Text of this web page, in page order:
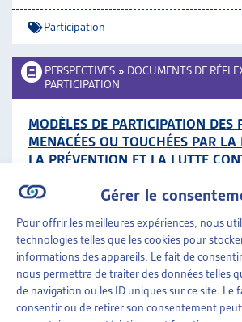
Gérer le
Pour offrir les meilleures expériences, nous
technologies telles que les cookies pour
informations des appareils. Le fait de
nous permettra de traiter des données telles
de navigation ou les ID uniques sur ce site. Le
consentir ou de retirer son consentement
Participation
PERSPECTIVES » DOCUMENTS DE
PARTICIPATION
MODÈLES DE PARTICIPATION DES
MENACÉES OU TOUCHÉES PAR LA
LA PRÉVENTION ET LA LUTTE
OFAS, rapport de recherche en
Participation
PERSPECTIVES DOCUMENTS DE
PARTICIPATION